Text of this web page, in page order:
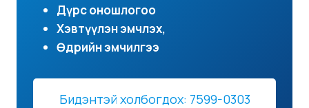
Дүрс оношлогоо
Хэвтүүлэн эмчлэх,
Өдрийн эмчилгээ
Бидэнтэй холбогдох: 7599-0303